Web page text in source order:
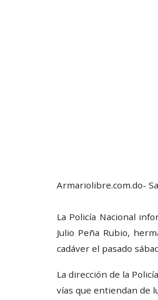
Armariolibre.com.do-
La Policía Nacional
Julio Peña Rubio,
cadáver el pasado
La dirección de la
vías que entiendan de